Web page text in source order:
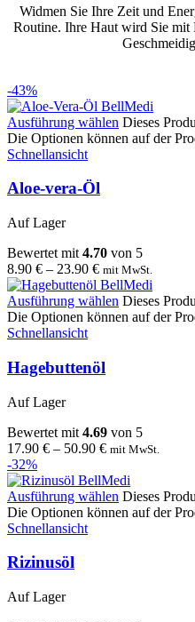
Widmen Sie Ihre Zeit und
Routine. Ihre Haut wird Sie mit
-43%
Ausführung wählen Dieses
Die Optionen können auf der
Schnellansicht
Aloe-vera-Öl
Auf Lager
Bewertet mit 4.70 von 5
8.90 € – 23.90 € mit MwSt.
Ausführung wählen Dieses
Die Optionen können auf der
Schnellansicht
Hagebuttenöl
Auf Lager
Bewertet mit 4.69 von 5
17.90 € – 50.90 € mit MwSt.
-32%
Ausführung wählen Dieses
Die Optionen können auf der
Schnellansicht
Rizinusöl
Auf Lager